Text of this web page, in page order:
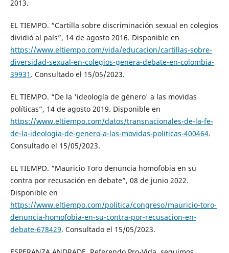
2013.
EL TIEMPO. “Cartilla sobre discriminación sexual en colegios
dividió al país”, 14 de agosto 2016. Disponible en
https://www.eltiempo.com/vida/educacion/cartillas-sobre-
diversidad-sexual-en-colegios-genera-debate-en-colombia-
39931 . Consultado el 15/05/2023.
EL TIEMPO. “De la 'ideología de género' a las movidas
políticas”, 14 de agosto 2019. Disponible en
https://www.eltiempo.com/datos/transnacionales-de-la-fe-
de-la-ideologia-de-genero-a-las-movidas-politicas-400464.
Consultado el 15/05/2023.
EL TIEMPO. “Mauricio Toro denuncia homofobia en su
contra por recusación en debate”, 08 de junio 2022.
Disponible en
https://www.eltiempo.com/politica/congreso/mauricio-toro-
denuncia-homofobia-en-su-contra-por-recusacion-en-
debate-678429. Consultado el 15/05/2023.